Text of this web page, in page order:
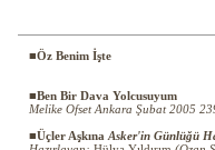
■Öz Benim İşte
■Ben Bir Dava Yolcusuyum
Melike Ofset Ankara Şubat 2005
■Üçler Aşkına Asker'in Günlüğü